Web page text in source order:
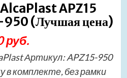
APZ15
(Лучшая цена)
руб.
Артикул: APZ15-950
комплекте, без рамки